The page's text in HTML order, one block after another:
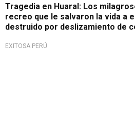
Tragedia en Huaral: Los
recreo que le salvaron la vida a
destruido por deslizamiento de
EXITOSA PERÚ